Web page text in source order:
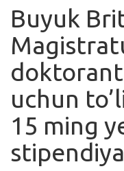
Ishlar
Kurslar
Blog
Yana
Buyuk
uchun
15 ming